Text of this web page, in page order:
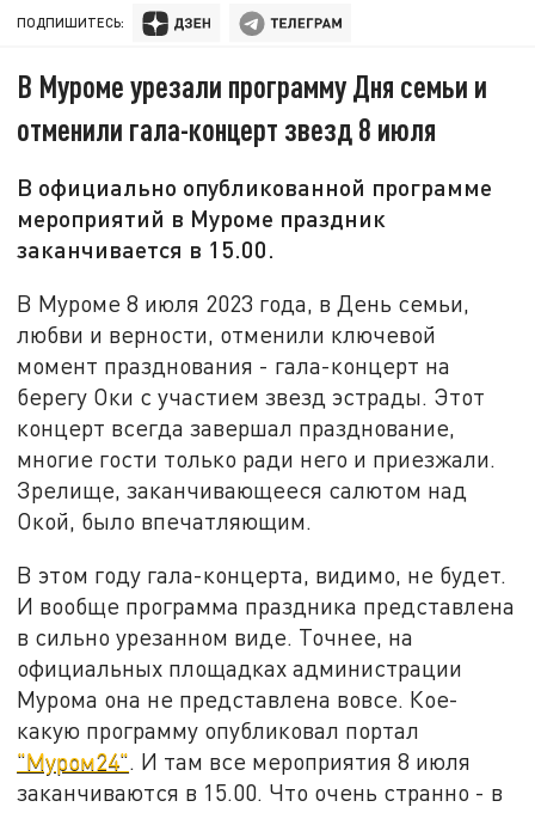
ПОДПИШИТЕСЬ:
В Муроме урезали программу Дня семьи и
отменили гала-концерт звезд 8 июля
В официально опубликованной программе
мероприятий в Муроме праздник
заканчивается в 15.00.
В Муроме 8 июля 2023 года, в День семьи,
любви и верности, отменили ключевой
момент празднования - гала-концерт на
берегу Оки с участием звезд эстрады. Этот
концерт всегда завершал празднование,
многие гости только ради него и приезжали.
Зрелище, заканчивающееся салютом над
Окой, было впечатляющим.
В этом году гала-концерта, видимо, не будет.
И вообще программа праздника представлена
в сильно урезанном виде. Точнее, на
официальных площадках администрации
Мурома она не представлена вовсе. Кое-
какую программу опубликовал портал
"Муром24". И там все мероприятия 8 июля
заканчиваются в 15.00. Что очень странно - в